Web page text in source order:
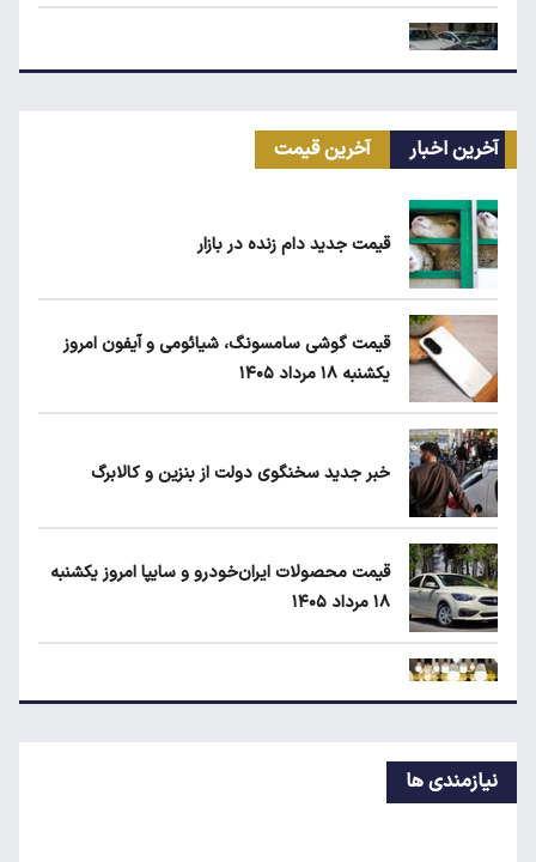
ریزش قیمت خودرو چقدر احتمال دارد؟
یارانه نقدی و کالابرگ این افراد حذف شد
لبنیات دوباره گران می‌شود؟
آخرین اخبار آخرین قیمت
قیمت جدید دام زنده در بازار
قیمت گوشی سامسونگ، شیائومی و آیفون امروز
یکشنبه ۱۸ مرداد ۱۴۰۵
خبر جدید سخنگوی دولت از بنزین و کالابرگ
قیمت محصولات ایران‌خودرو و سایپا امروز یکشنبه
۱۸ مرداد ۱۴۰۵
پشت‌پرده افزایش قبوض آب و برق برخی مشترکان
نیازمندی ها